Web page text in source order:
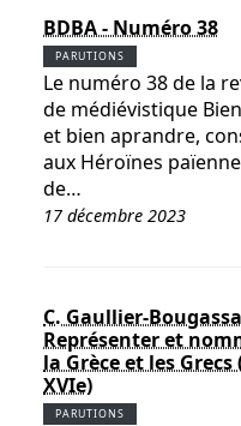
BDBA - Numéro 38
PARUTIONS
Le numéro 38 de la
de médiévistique
et bien aprandre,
aux Héroïnes
de…
17 décembre 2023
C. Gaullier-
Représenter et
la Grèce et les Grecs
XVIe)
PARUTIONS